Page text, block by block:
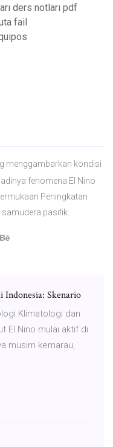
ders notları pdf
fail
menggambarkan kondisi
fenomena El Nino
Peningkatan
pasifik.
Skenario
Klimatologi dan
El Nino mulai aktif di
musim kemarau,